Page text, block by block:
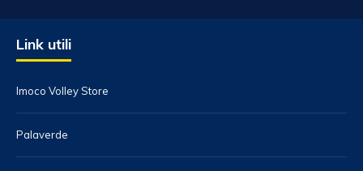
Link utili
Imoco Volley Store
Palaverde